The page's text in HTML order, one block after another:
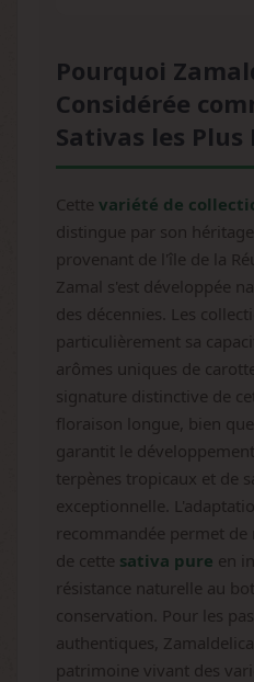
Pourquoi
Considérée
Sativas les Plus
Cette variété de
distingue par son
provenant de l'île de la
Zamal s'est développée
des décennies. Les
particulièrement sa
arômes uniques de
signature distinctive de
floraison longue, bien
garantit le
terpènes tropicaux et de
exceptionnelle.
recommandée permet
de cette sativa pure en
résistance naturelle au
conservation. Pour les
authentiques,
patrimoine vivant des